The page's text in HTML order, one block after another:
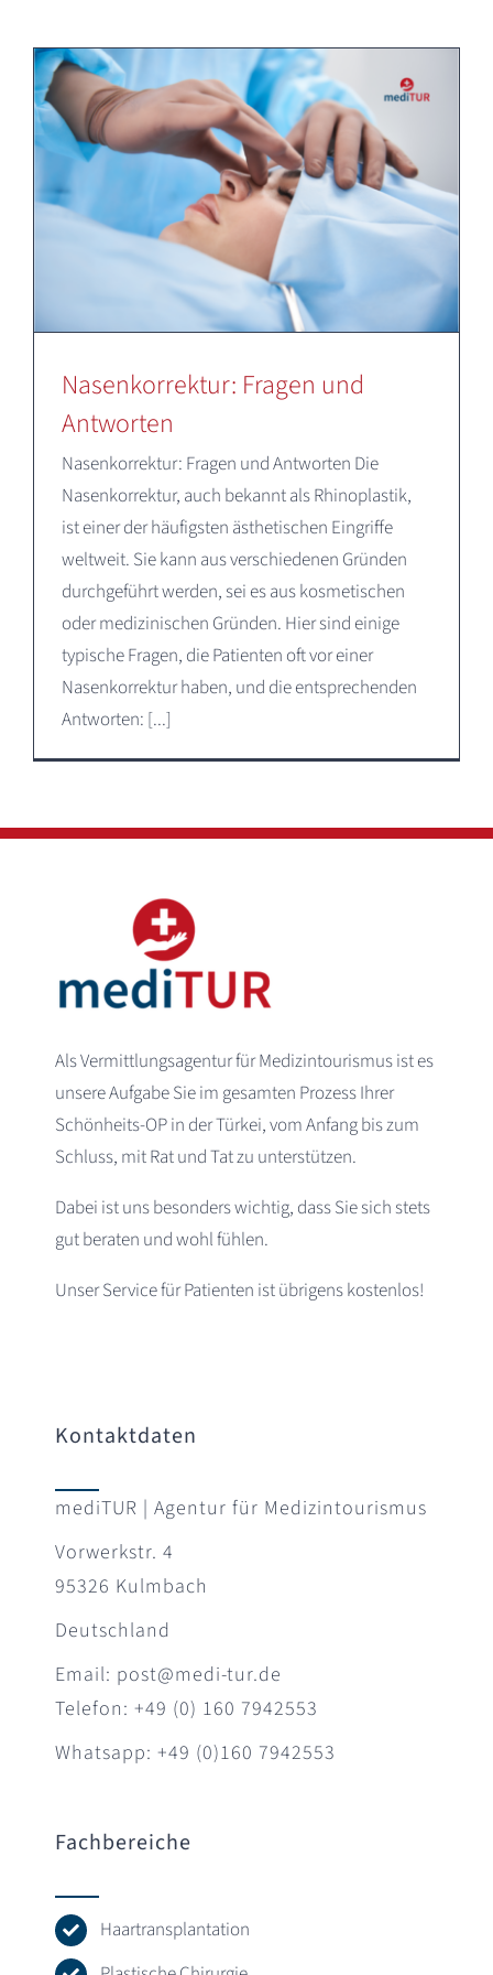
Nasenkorrektur: Fragen und
Antworten
Nasenkorrektur: Fragen und Antworten Die
Nasenkorrektur, auch bekannt als Rhinoplastik,
ist einer der häufigsten ästhetischen Eingriffe
weltweit. Sie kann aus verschiedenen Gründen
durchgeführt werden, sei es aus kosmetischen
oder medizinischen Gründen. Hier sind einige
typische Fragen, die Patienten oft vor einer
Nasenkorrektur haben, und die entsprechenden
Antworten: [...]
Als Vermittlungsagentur für Medizintourismus ist es
unsere Aufgabe Sie im gesamten Prozess Ihrer
Schönheits-OP in der Türkei, vom Anfang bis zum
Schluss, mit Rat und Tat zu unterstützen.
Dabei ist uns besonders wichtig, dass Sie sich stets
gut beraten und wohl fühlen.
Unser Service für Patienten ist übrigens kostenlos!
Kontaktdaten
mediTUR | Agentur für Medizintourismus
Vorwerkstr. 4
95326 Kulmbach
Deutschland
Email: post@medi-tur.de
Telefon: +49 (0) 160 7942553
Whatsapp: +49 (0)160 7942553
Fachbereiche
Haartransplantation